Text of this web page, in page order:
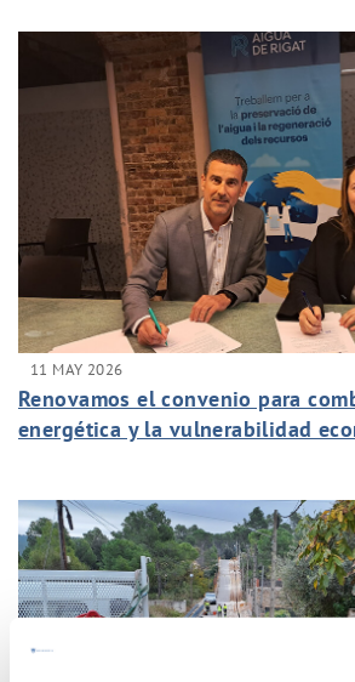
11 MAY 2026
Renovamos el convenio para
energética y la vulnerabilidad
agua